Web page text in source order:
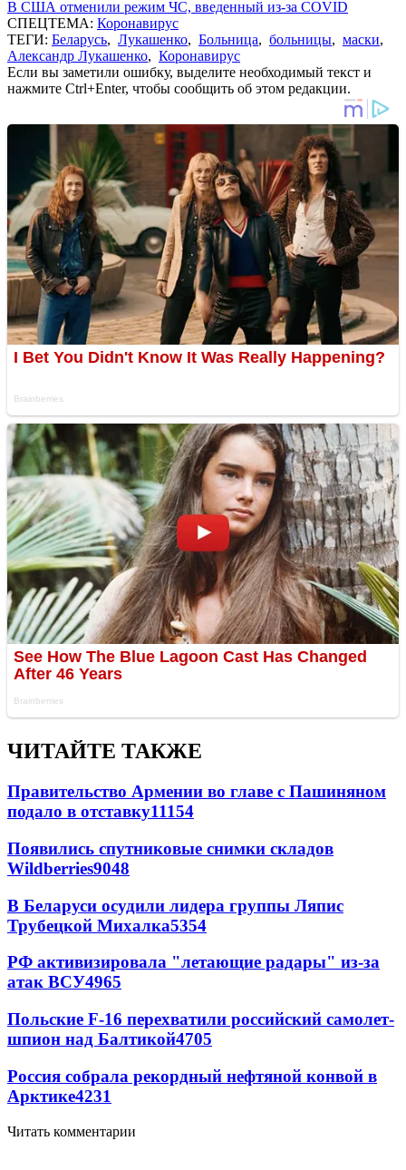
В США отменили режим ЧС, введенный из-за COVID
СПЕЦТЕМА: Коронавирус
ТЕГИ: Беларусь, Лукашенко, Больница, больницы, маски,
Александр Лукашенко, Коронавирус
Если вы заметили ошибку, выделите необходимый текст и
нажмите Ctrl+Enter, чтобы сообщить об этом редакции.
ЧИТАЙТЕ ТАКЖЕ
Правительство Армении во главе с Пашиняном
подало в отставку11154
Появились спутниковые снимки складов
Wildberries9048
В Беларуси осудили лидера группы Ляпис
Трубецкой Михалка5354
РФ активизировала "летающие радары" из-за
атак ВСУ4965
Польские F-16 перехватили российский самолет-
шпион над Балтикой4705
Россия собрала рекордный нефтяной конвой в
Арктике4231
Читать комментарии